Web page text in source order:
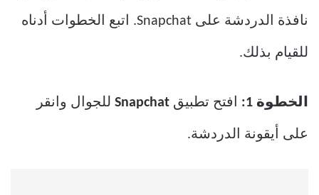
نافذة الدردشة على Snapchat. اتبع الخطوات أدناه
للقيام بذلك.
الخطوة 1: افتح تطبيق Snapchat للجوال وانقر
على أيقونة الدردشة.